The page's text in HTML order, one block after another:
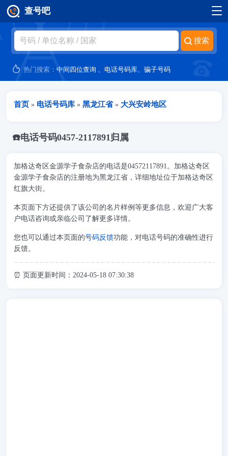
跳转到主要内容
查号吧
热门搜索：中间四位查询 、 电话号码库、骗子号码
当前位置
首页 » 电话号码库 » 黑龙江省 » 大兴安岭地区
☎️电话号码0457-2117891归属
加格达奇区金源学子食杂店的电话是04572117891。加格达奇区
金源学子食杂店的注册地为黑龙江省，详细地址位于加格达奇区
红旗大街。
本页面下方还提供了该公司的名片样例等更多信息，欢迎广大客
户电话咨询或亲临公司了解更多详情。
您也可以通过本页面的号码反馈功能，对电话号码的准确性进行
反馈。
⏰ 页面更新时间：2024-05-18 07:30:38